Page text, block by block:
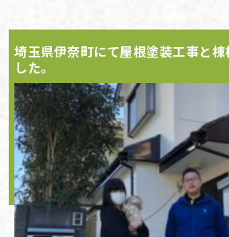
埼玉県伊奈町にて屋根塗装工事と
した。